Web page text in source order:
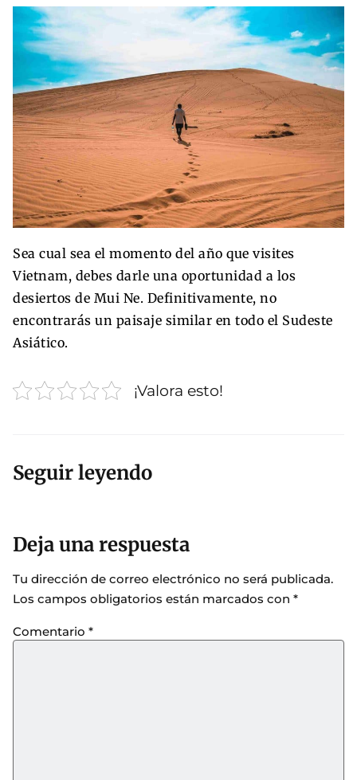
Sea cual sea el momento del año que visites
Vietnam, debes darle una oportunidad a los
desiertos de Mui Ne. Definitivamente, no
encontrarás un paisaje similar en todo el Sudeste
Asiático.
¡Valora esto!
Seguir leyendo
Deja una respuesta
Tu dirección de correo electrónico no será publicada.
Los campos obligatorios están marcados con *
Comentario *